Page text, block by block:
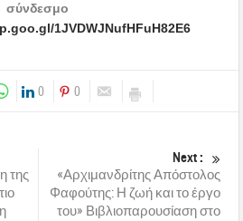
σύνδεσμο
1JVDWJNufHFuH82E6
0 0
της
Next :
«Αρχιμανδρίτης Απόστολος
Φαφούτης: Η ζωή και το έργο
του» Βιβλιοπαρουσίαση στο